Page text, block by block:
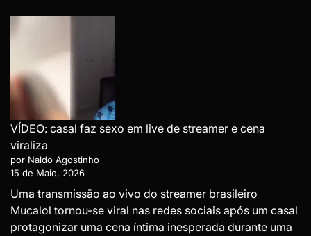
VÍDEO: casal faz sexo em live de streamer e cena
viraliza
por Naldo Agostinho
15 de Maio, 2026
Uma transmissão ao vivo do streamer brasileiro
Mucalol tornou-se viral nas redes sociais após um casal
protagonizar uma cena íntima inesperada durante uma